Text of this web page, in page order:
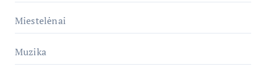
Miestelėnai
Muzika